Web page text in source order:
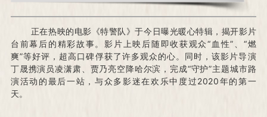
正在热映的电影《特警队》于今日曝光暖心特辑，揭开影片
台前幕后的精彩故事。影片上映后随即收获观众“血性”、“燃
爽”等好评，超高口碑俘获了许多观众的心。 同时，该影片导演
丁晟携演员凌潇肃、贾乃亮空降哈尔滨，完成“守护”主题城市路
演活动的最后一站，与众多影迷在欢乐中度过2020年的第一
天。